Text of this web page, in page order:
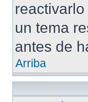
un tema
antes de
Arriba